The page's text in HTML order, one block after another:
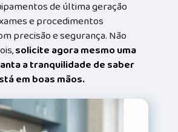
de última geração
e procedimentos
precisão e segurança. Não
solicite agora mesmo uma
a tranquilidade de saber
em boas mãos.